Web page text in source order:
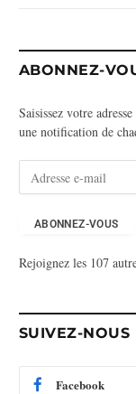
ABONNEZ-
Saisissez votre
une notification de
s
-
m
ABONNEZ-VOUS
Rejoignez les 107
SUIVEZ-NOUS
Facebook